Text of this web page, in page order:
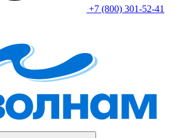
+7 (800) 301-52-41